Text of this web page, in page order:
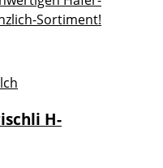
Sortiment!
H-